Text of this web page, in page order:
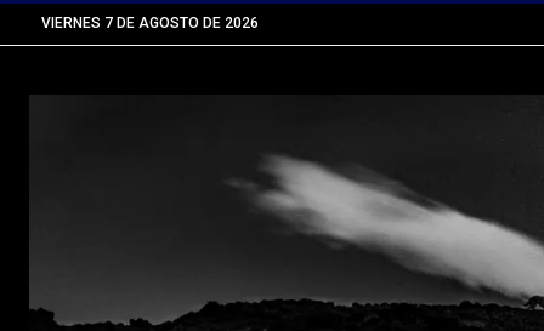
VIERNES 7 DE AGOSTO DE 2026